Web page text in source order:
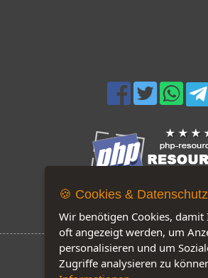
Jetzt auf unserer Seite: 419
🍪 Cookies & Datenschutz
Wir benötigen Cookies, damit
oft angezeigt werden, um
personalisieren und um
Zugriffe analysieren zu